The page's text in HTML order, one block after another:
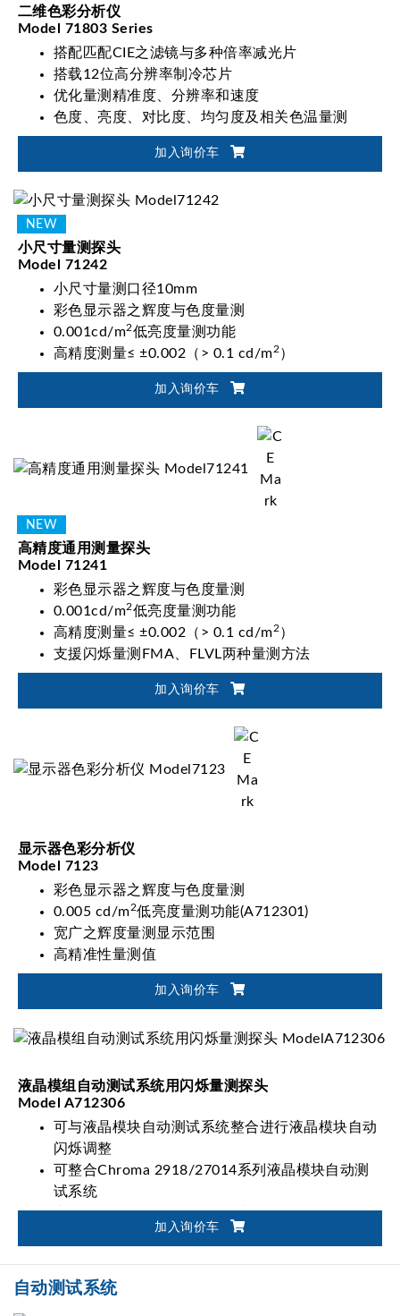
二维色彩分析仪
Model 71803 Series
搭配匹配CIE之滤镜与多种倍率减光片
搭载12位高分辨率制冷芯片
优化量测精准度、分辨率和速度
色度、亮度、对比度、均匀度及相关色温量测
加入询价车
小尺寸量测探头
Model 71242
小尺寸量测口径10mm
彩色显示器之辉度与色度量测
0.001cd/m2低亮度量测功能
高精度测量≤ ±0.002（> 0.1 cd/m2）
加入询价车
高精度通用测量探头
Model 71241
彩色显示器之辉度与色度量测
0.001cd/m2低亮度量测功能
高精度测量≤ ±0.002（> 0.1 cd/m2）
支援闪烁量测FMA、FLVL两种量测方法
加入询价车
显示器色彩分析仪
Model 7123
彩色显示器之辉度与色度量测
0.005 cd/m2低亮度量测功能(A712301)
宽广之辉度量测显示范围
高精准性量测值
加入询价车
液晶模组自动测试系统用闪烁量测探头
Model A712306
可与液晶模块自动测试系统整合进行液晶模块自动
闪烁调整
可整合Chroma 2918/27014系列液晶模块自动测
试系统
支持FMA和FLVL闪烁量测模式
专利调整算法，调整速度快
加入询价车
自动测试系统